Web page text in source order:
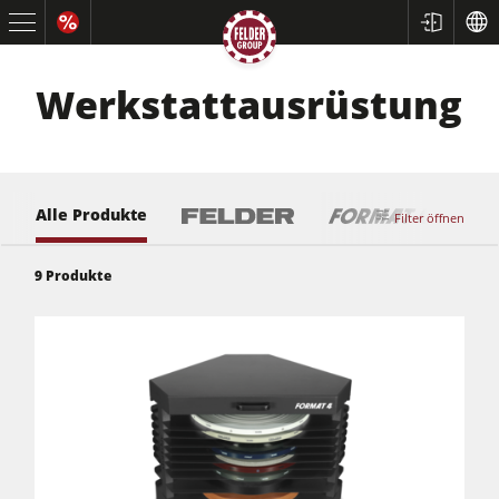
Kreissägen und Formatkreissägen
Hobelmaschinen
Fräsmaschinen
Kreissäge-Fräsmaschinen
Werkstattausrüstung
Filter öffnen
Alle Produkte
9 Produkte